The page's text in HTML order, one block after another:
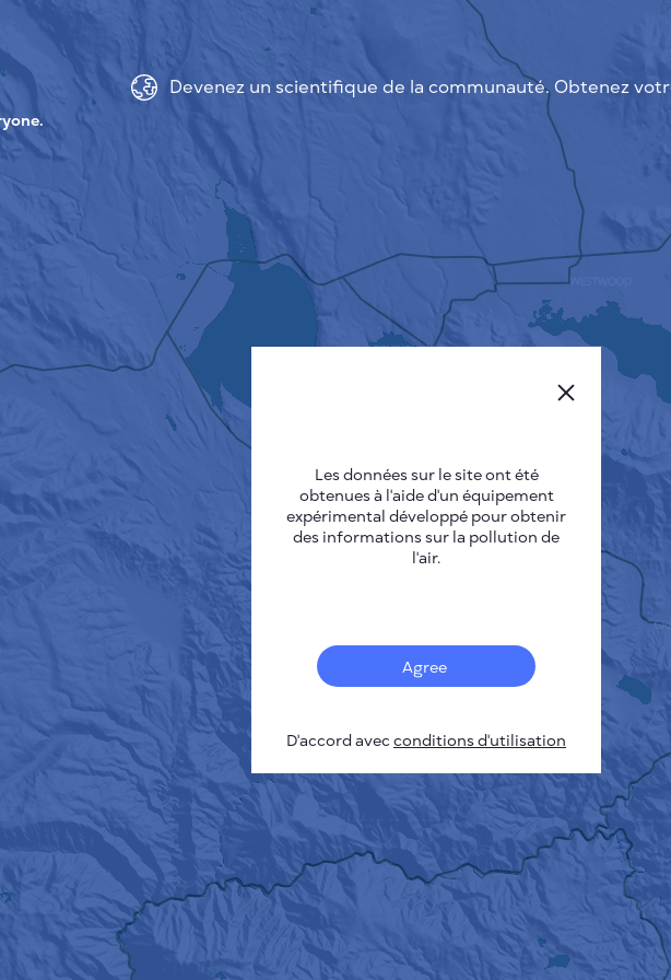
Devenez un scientifique de la communauté. Obtenez
Les données sur le site ont été
obtenues à l'aide d'un équipement
expérimental développé pour obtenir
des informations sur la pollution de
l'air.
Agree
D'accord avecconditions d'utilisation